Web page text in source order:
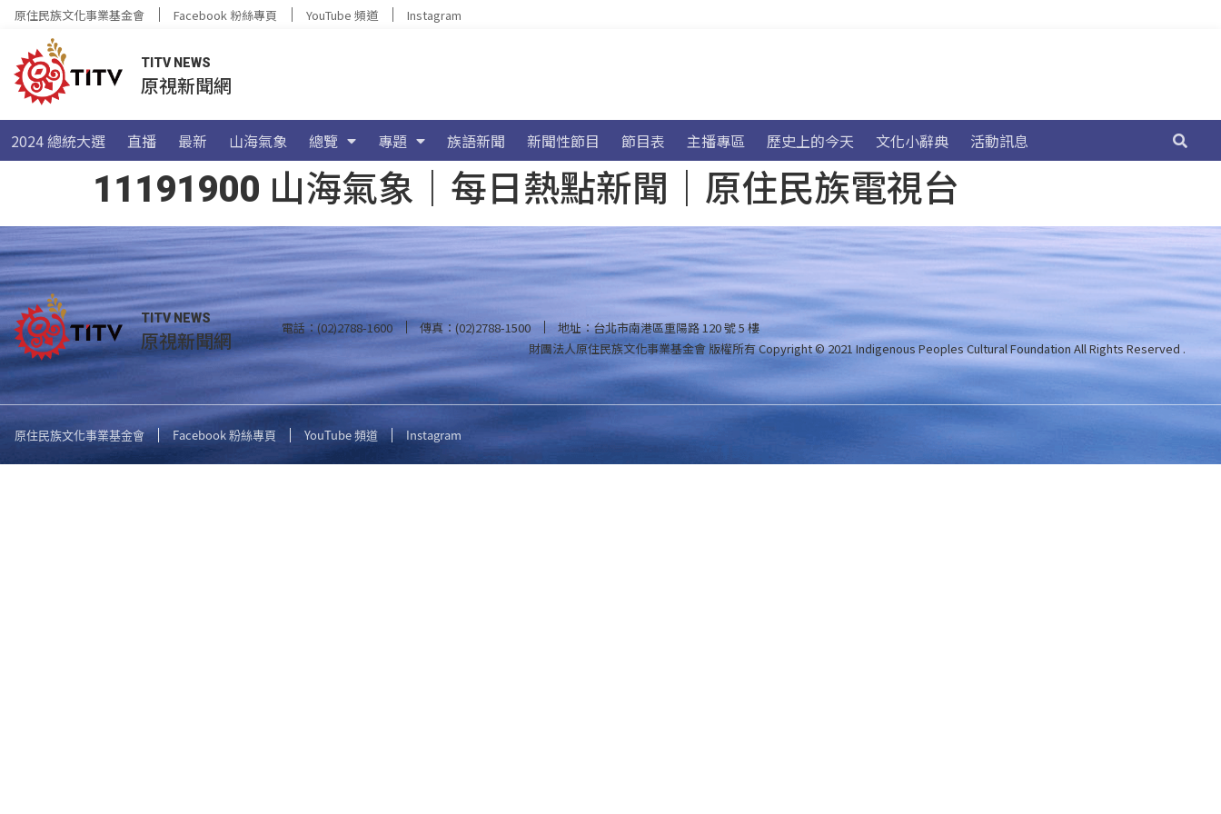
原住民族文化事業基金會 Facebook 粉絲專頁 YouTube 頻道 Instagram
TITV NEWS
原視新聞網
2024 總統大選 直播 最新 山海氣象 總覽 專題 族語新聞 新聞性節目 節目表 主播專區 歷史上的今天 文化小辭典 活動訊息
11191900 山海氣象｜每日熱點新聞｜原住民族電視台
TITV NEWS
原視新聞網 電話：(02)2788-1600 傳真：(02)2788-1500
地址：台北市南港區重陽路 120 號 5 樓
財團法人原住民族文化事業基金會 版權所有Copyright © 2021 Indigenous Peoples Cultural Foundation All Rights Reserved .
原住民族文化事業基金會 Facebook 粉絲專頁 YouTube 頻道 Instagram